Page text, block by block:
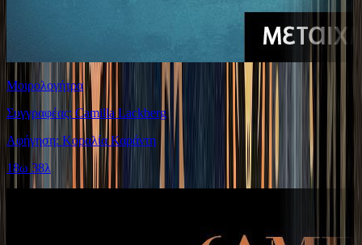
Μοιρολογήτρα
Συγγραφέας: Camilla Lackberg
Αφήγηση: Κοραλία Καράντη
18ω 38λ